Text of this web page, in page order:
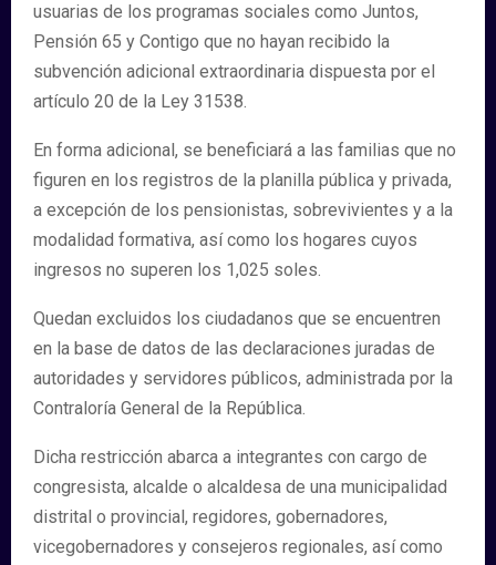
usuarias de los programas sociales como Juntos,
Pensión 65 y Contigo que no hayan recibido la
subvención adicional extraordinaria dispuesta por el
artículo 20 de la Ley 31538.
En forma adicional, se beneficiará a las familias que no
figuren en los registros de la planilla pública y privada,
a excepción de los pensionistas, sobrevivientes y a la
modalidad formativa, así como los hogares cuyos
ingresos no superen los 1,025 soles.
Quedan excluidos los ciudadanos que se encuentren
en la base de datos de las declaraciones juradas de
autoridades y servidores públicos, administrada por la
Contraloría General de la República.
Dicha restricción abarca a integrantes con cargo de
congresista, alcalde o alcaldesa de una municipalidad
distrital o provincial, regidores, gobernadores,
vicegobernadores y consejeros regionales, así como